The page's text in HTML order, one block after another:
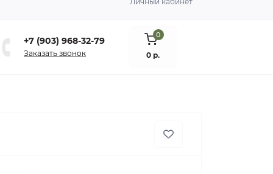
+7 (903) 968-32-79
Заказать звонок
0
0 р.